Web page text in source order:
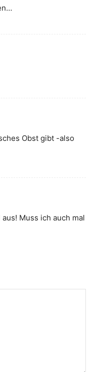
Obst gibt -also
Muss ich auch mal